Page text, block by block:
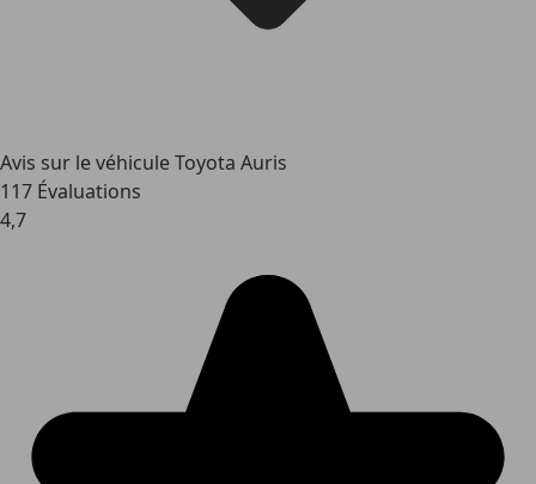
Avis sur le véhicule Toyota Auris
117 Évaluations
4,7